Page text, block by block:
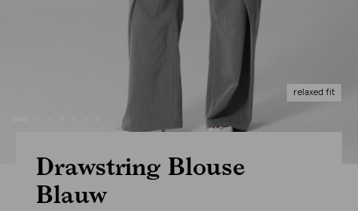
relaxed fit
Drawstring Blouse
Blauw